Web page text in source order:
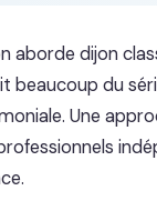
aborde dijon
beaucoup du
Une